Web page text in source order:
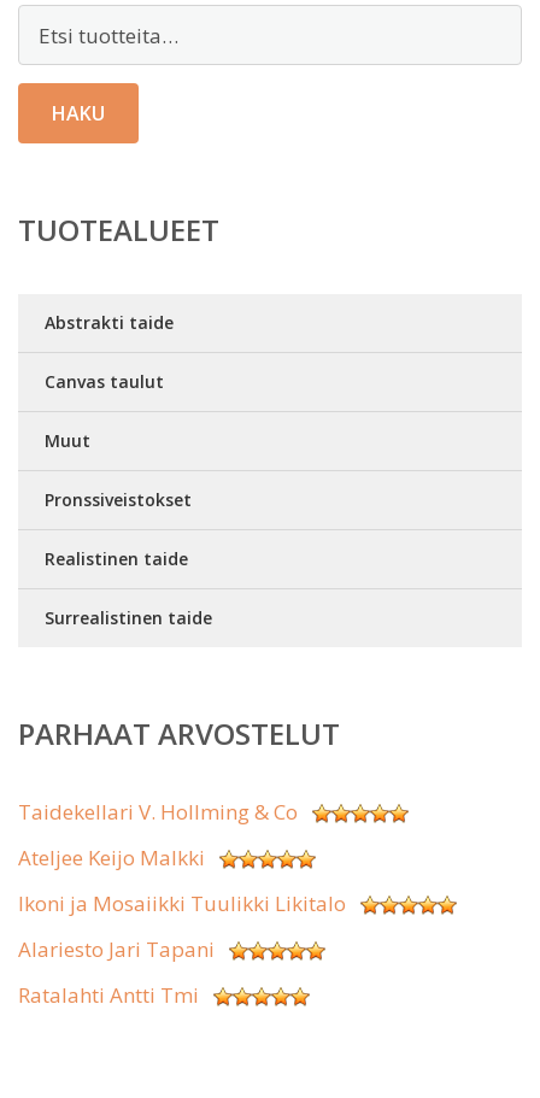
HAKU
TUOTEALUEET
Abstrakti taide
Canvas taulut
Muut
Pronssiveistokset
Realistinen taide
Surrealistinen taide
PARHAAT ARVOSTELUT
Taidekellari V. Hollming & Co
Ateljee Keijo Malkki
Ikoni ja Mosaiikki Tuulikki Likitalo
Alariesto Jari Tapani
Ratalahti Antti Tmi